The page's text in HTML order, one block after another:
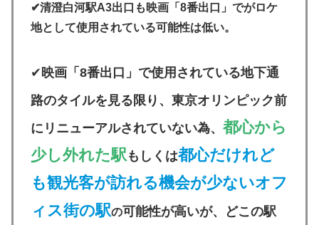
✔清澄白河駅A3出口も映画「8番出口」でがロケ
地として使用されている可能性は低い。
✔映画「8番出口」 で使用されている地下通
路のタイルを見る限り、東京オリンピック前
にリニューアルされていない為、 都心から
少し外れた駅もしくは都心だけれど
も観光客が訪れる機会が少ないオフ
ィス街の駅の可能性が高いが、どこの駅